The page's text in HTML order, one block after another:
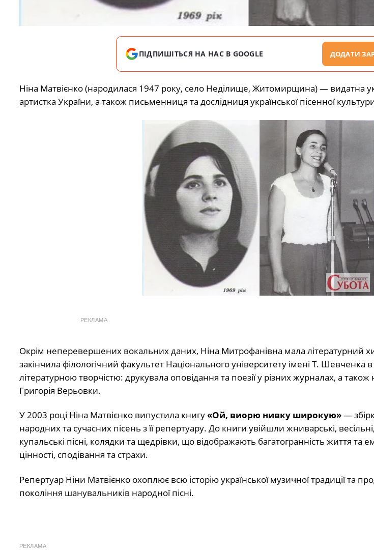
ПІДПИШІТЬСЯ НА НАС В GOOGLE ДОДАТИ
Ніна Матвієнко (народилася 1947 року, село Неділище, Житомирщина) — видатна
артистка України, а також письменниця та дослідниця української пісенної
РЕКЛАМА
Окрім неперевершених вокальних даних, Ніна Митрофанівна мала літературний
закінчила філологічний факультет Національного університету імені Т. Шевченка
літературною творчістю: друкувала оповідання та поезії у різних журналах, а також
Григорія Верьовки.
У 2003 році Ніна Матвієнко випустила книгу«Ой, виорю нивку широкую»—
народних та сучасних пісень з її репертуару. До книги увійшли жниварські,
купальські пісні, колядки та щедрівки, що відображають багатогранність життя та
цінності, сподівання та страхи.
Репертуар Ніни Матвієнко охоплює всю історію української музичної традиції та
покоління шанувальників народної пісні.
РЕКЛАМА